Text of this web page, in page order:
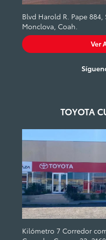
Blvd Harold R. Pape
Monclova, Coah.
Ver
TOYOTA
Kilómetro 7 Corredor